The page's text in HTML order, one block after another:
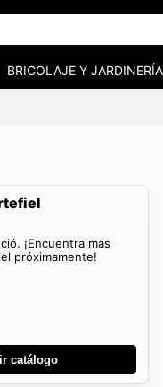
BRICOLAJE Y JARDINERÍA
¡Encuentra más
próximamente!
catálogo